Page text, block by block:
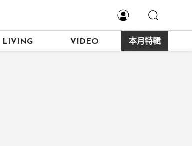
LIVING VIDEO 本月特輯